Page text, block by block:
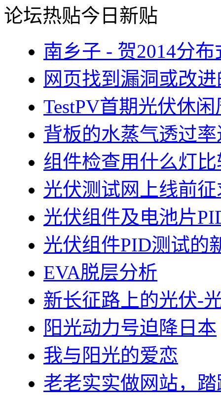
论坛热贴今日新贴
南乡子 - 贺2014分
网页找到漏洞或改
TestPV首期光伏休
背板的水蒸气透过
组件检查用什么灯
光伏测试网上线前
光伏组件及电池片
光伏组件PID测试的
EVA脱层分析
新长征路上的光伏-
阳光动力号迫降日本
我与阳光的爱恋
老老实实做网站，